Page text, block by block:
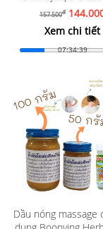
157.500đ
Xem chi tiết
07:34:37
Dầu nóng massage